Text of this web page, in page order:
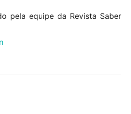
pela equipe da Revista Saber